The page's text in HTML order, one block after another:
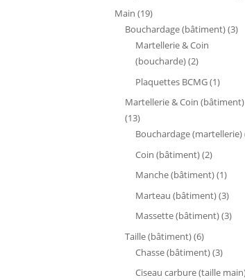
Main 1919
produits
Bouchardage (bâtiment) 33
Martellerie & Coin
(boucharde) 22
produits
Plaquettes BCMG 11
produit
Martellerie & Coin (bâtiment)
1313
produits
Bouchardage (martellerie)
Coin (bâtiment) 22
produits
Manche (bâtiment) 11
Marteau (bâtiment) 33
Massette (bâtiment) 33
Taille (bâtiment) 66
produits
Chasse (bâtiment) 33
Ciseau carbure (taille